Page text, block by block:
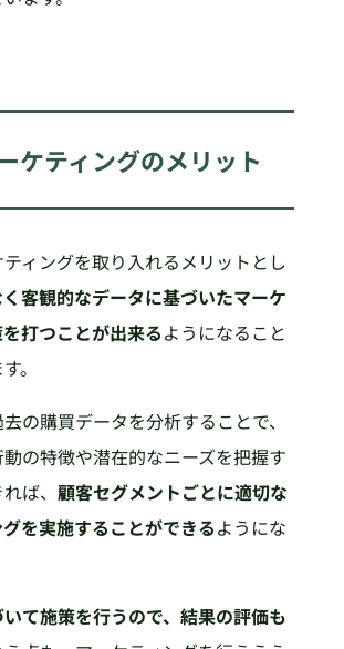
ケティングのメリット
ィングを取り入れるメリットとし
客観的なデータに基づいたマーケ
打つことが出来るようになること
。
の購買データを分析することで、
の特徴や潜在的なニーズを把握す
ば、 顧客セグメントごとに適切な
を実施することができるようにな
て施策を行うので、結果の評価も